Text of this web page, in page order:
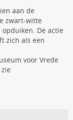
aan de
zwart-witte
De actie
zich als een
voor Vrede